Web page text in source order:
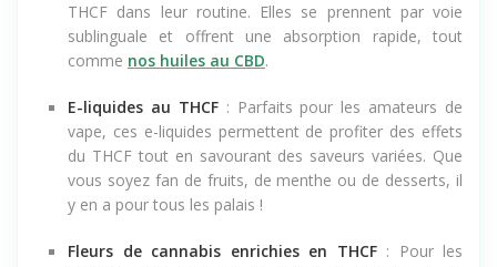
THCF dans leur routine. Elles se prennent par voie
sublinguale et offrent une absorption rapide, tout
comme nos huiles au CBD.
E-liquides au THCF: Parfaits pour les amateurs de
vape, ces e-liquides permettent de profiter des effets
du THCF tout en savourant des saveurs variées. Que
vous soyez fan de fruits, de menthe ou de desserts, il
y en a pour tous les palais !
Fleurs de cannabis enrichies en THCF: Pour les